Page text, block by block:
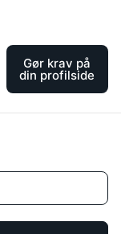
Gør krav på
din profilside